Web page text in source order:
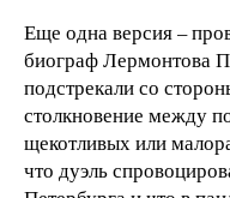
Еще одна версия –
биограф Лермонтова
подстрекали со
столкновение между
щекотливых или
что дуэль